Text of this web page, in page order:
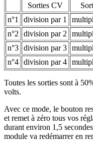
Sorties CV
n°1
division par 1
n°2
division par 2
n°3 division par 3
n°4 division par 4
Toutes les sorties sont à
volts.
Avec ce mode, le bouton
et remet à zéro tous vos
durant environ 1,5
module va redémarrer en